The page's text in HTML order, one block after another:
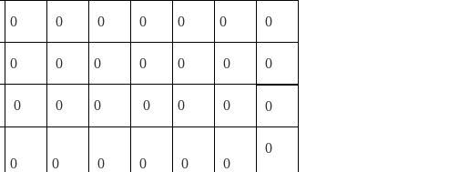
0 0 0 0 0 0 0
0 0 0 0 0 0 0
0 0 0 0 0 0 0
0 0 0 0 0 0
0